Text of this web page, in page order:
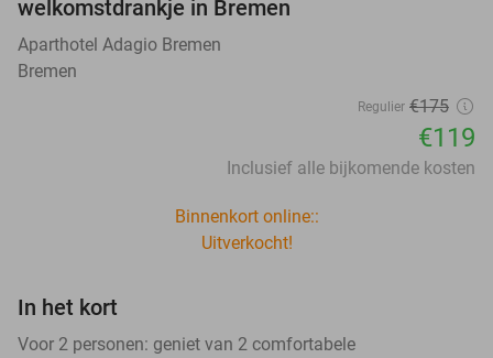
welkomstdrankje in Bremen
Aparthotel Adagio Bremen
Bremen
Regulier €175
€119
Inclusief alle bijkomende kosten
Binnenkort online::
Uitverkocht!
In het kort
Voor 2 personen: geniet van 2 comfortabele